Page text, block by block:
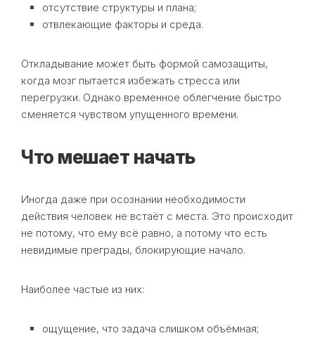
отсутствие структуры и плана;
отвлекающие факторы и среда.
Откладывание может быть формой самозащиты,
когда мозг пытается избежать стресса или
перегрузки. Однако временное облегчение быстро
сменяется чувством упущенного времени.
Что мешает начать
Иногда даже при осознании необходимости
действия человек не встаёт с места. Это происходит
не потому, что ему всё равно, а потому что есть
невидимые преграды, блокирующие начало.
Наиболее частые из них:
ощущение, что задача слишком объёмная;